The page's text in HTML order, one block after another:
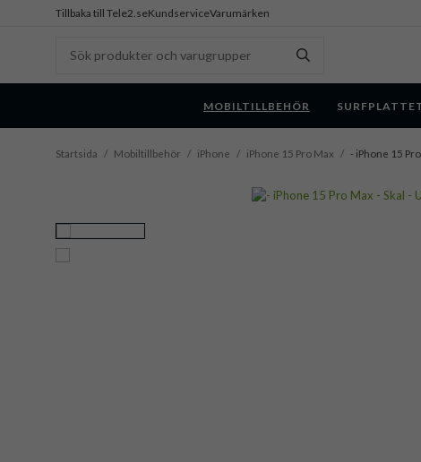
Tillbaka till Tele2.seKundserviceVarumärken
MOBILTILLBEHÖR
Startsida / Mobiltillbehör / iPhone / iPhone 15 Pro Max / - iPhone 15